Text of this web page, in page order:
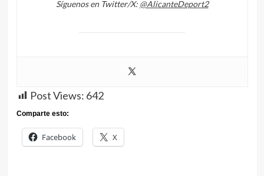
Síguenos en Twitter/X: @AlicanteDeport2
Post Views: 642
Comparte esto:
Facebook X